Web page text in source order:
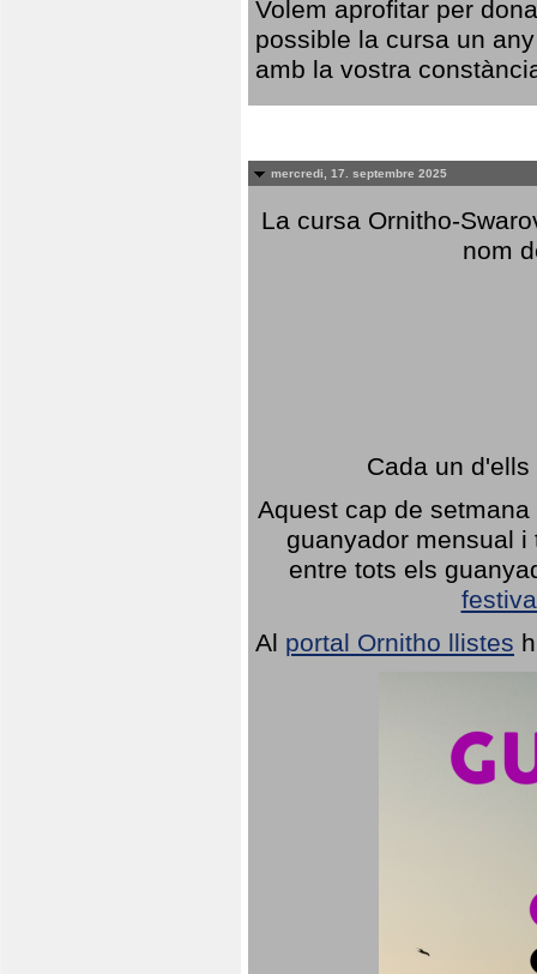
Volem aprofitar per
possible la cursa un
amb la vostra
mercredi, 17. septembre 2025
La cursa Ornitho-
nom
Cada un
Aquest cap de
guanyador mensual
entre tots els
Al portal Ornitho llistes